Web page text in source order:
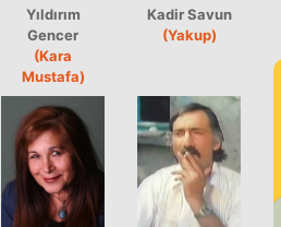
Yıldırım
Gencer
(Kara
Mustafa)
Kadir Savun
(Yakup)